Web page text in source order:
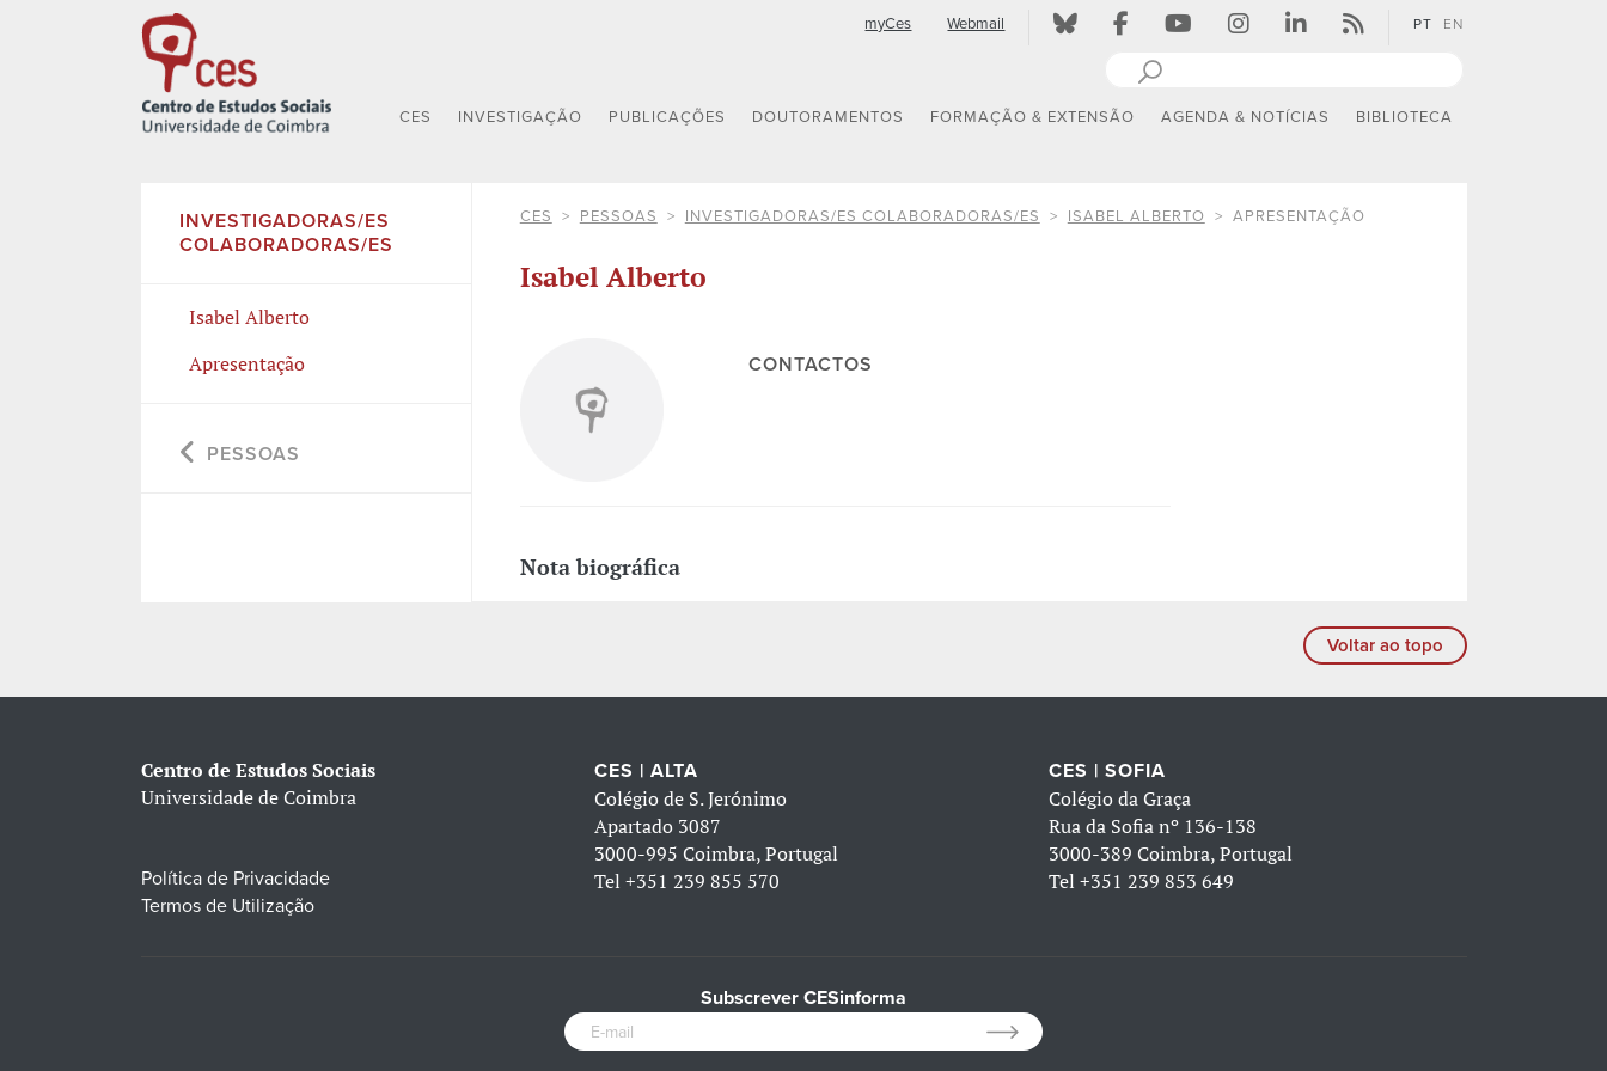
myCes Webmail PT EN
CES INVESTIGAÇÃO PUBLICAÇÕES DOUTORAMENTOS FORMAÇÃO & EXTENSÃO AGENDA & NOTÍCIAS BIBLIOTECA
INVESTIGADORAS/ES
COLABORADORAS/ES
Isabel Alberto
Apresentação
PESSOAS
CES PESSOAS INVESTIGADORAS/ES COLABORADORAS/ES ISABEL ALBERTO APRESENTAÇÃO
Isabel Alberto
CONTACTOS
Nota biográfica
Voltar ao topo
Centro de Estudos Sociais
Universidade de Coimbra
Política de Privacidade
Termos de Utilização
CES | ALTA
Colégio de S. Jerónimo
Apartado 3087
3000-995 Coimbra, Portugal
Tel+351 239 855 570
CES | SOFIA
Colégio da Graça
Rua da Sofia nº 136-138
3000-389 Coimbra, Portugal
Tel +351 239 853 649
Subscrever CESinforma